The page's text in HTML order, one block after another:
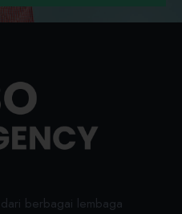
berbagai lembaga